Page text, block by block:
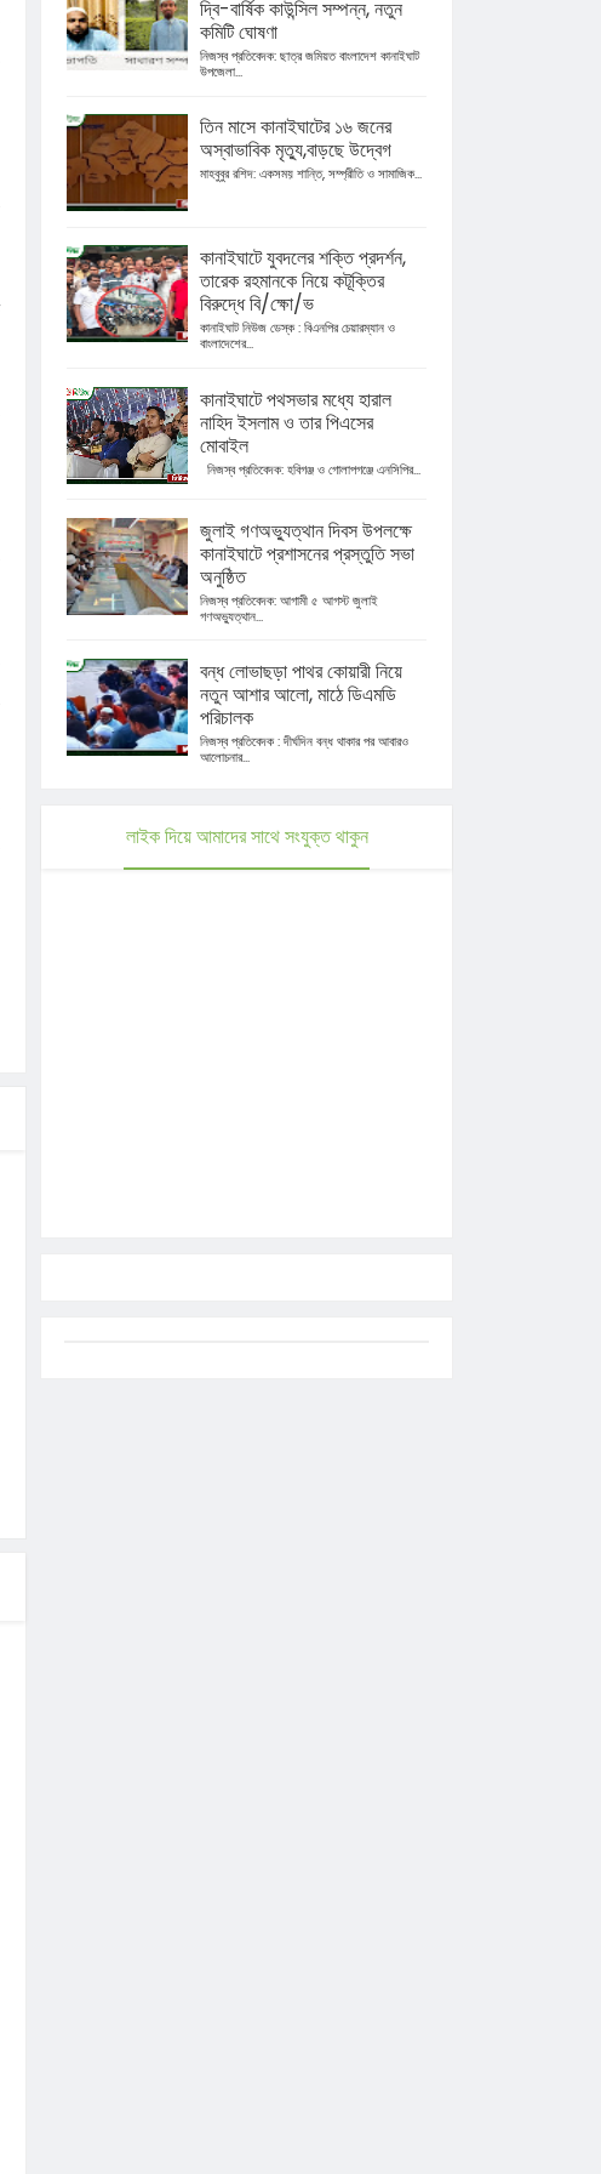
দ্বি-বার্ষিক কাউন্সিল সম্পন্ন, নতুন
কমিটি ঘোষণা
নিজস্ব প্রতিবেদক: ছাত্র জমিয়ত বাংলাদেশ কানাইঘাট
উপজেলা...
তিন মাসে কানাইঘাটের ১৬ জনের
অস্বাভাবিক মৃত্যু,বাড়ছে উদ্বেগ
মাহবুবুর রশিদ: একসময় শান্তি, সম্প্রীতি ও সামাজিক...
কানাইঘাটে যুবদলের শক্তি প্রদর্শন,
তারেক রহমানকে নিয়ে কটূক্তির
বিরুদ্ধে বি/ক্ষো/ভ
কানাইঘাট নিউজ ডেস্ক : বিএনপির চেয়ারম্যান ও
বাংলাদেশের...
কানাইঘাটে পথসভার মধ্যে হারাল
নাহিদ ইসলাম ও তার পিএসের
মোবাইল
নিজস্ব প্রতিবেদক: হবিগঞ্জ ও গোলাপগঞ্জে এনসিপির...
জুলাই গণঅভ্যুত্থান দিবস উপলক্ষে
কানাইঘাটে প্রশাসনের প্রস্তুতি সভা
অনুষ্ঠিত
নিজস্ব প্রতিবেদক: আগামী ৫ আগস্ট জুলাই
গণঅভ্যুত্থান...
বন্ধ লোভাছড়া পাথর কোয়ারী নিয়ে
নতুন আশার আলো, মাঠে ডিএমডি
পরিচালক
নিজস্ব প্রতিবেদক : দীর্ঘদিন বন্ধ থাকার পর আবারও
আলোচনার...
লাইক দিয়ে আমাদের সাথে সংযুক্ত থাকুন